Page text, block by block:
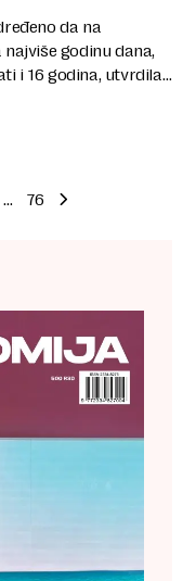
da na
godinu dana,
i 16 godina, utvrdila
… 76